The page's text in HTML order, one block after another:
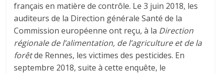
français en matière de contrôle. Le 3 juin 2018, les
auditeurs de la Direction générale Santé de la
Commission européenne ont reçu, à la Direction
régionale de l’alimentation, de l’agriculture et de la
forêtde Rennes, les victimes des pesticides. En
septembre 2018, suite à cette enquête, le